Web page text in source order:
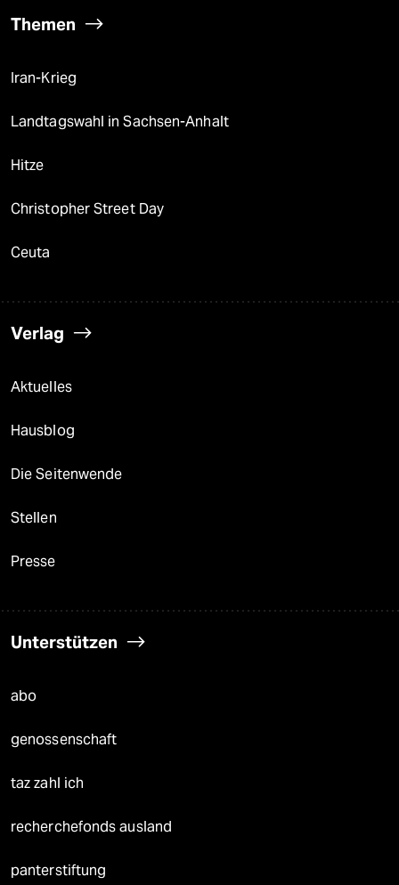
Themen
Iran-Krieg
Landtagswahl in Sachsen-Anhalt
Hitze
Christopher Street Day
Ceuta
Verlag
Aktuelles
Hausblog
Die Seitenwende
Stellen
Presse
Unterstützen
abo
genossenschaft
taz zahl ich
recherchefonds ausland
panterstiftung